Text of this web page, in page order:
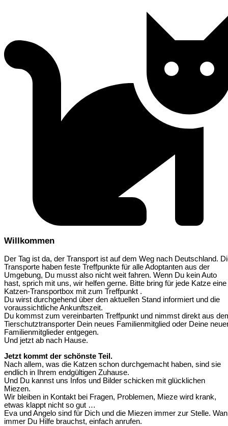
Willkommen
Der Tag ist da, der Transport ist auf dem Weg nach Deutschland.
Transporte haben feste Treffpunkte für alle Adoptanten aus der
Umgebung, Du musst also nicht weit fahren. Wenn Du kein Auto
hast, sprich mit uns, wir helfen gerne. Bitte bring für jede Katze eine
Katzen-Transportbox mit zum Treffpunkt .
Du wirst durchgehend über den aktuellen Stand informiert und die
voraussichtliche Ankunftszeit.
Du kommst zum vereinbarten Treffpunkt und nimmst direkt aus
Tierschutztransporter Dein neues Familienmitglied oder Deine
Familienmitglieder entgegen.
Und jetzt ab nach Hause.
Jetzt kommt der schönste Teil.
Nach allem, was die Katzen schon durchgemacht haben, sind sie
endlich in Ihrem endgültigen Zuhause.
Und Du kannst uns Infos und Bilder schicken mit glücklichen
Miezen.
Wir bleiben in Kontakt bei Fragen, Problemen, Mieze wird krank,
etwas klappt nicht so gut …
Eva und Angelo sind für Dich und die Miezen immer zur Stelle.
immer Du Hilfe brauchst, einfach anrufen.